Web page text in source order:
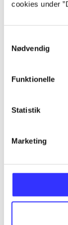
cookies under
Nødvendig
Funktionelle
Statistik
Marketing
...
...
...